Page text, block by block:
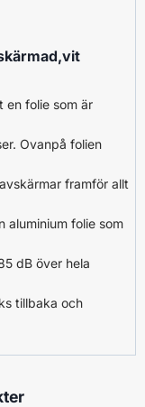
en folie som är
Ovanpå folien
framför allt
aluminium folie som
dB över hela
tillbaka och